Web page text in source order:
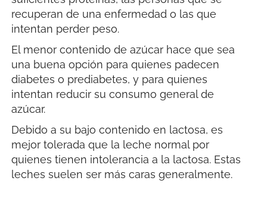
recuperan de una enfermedad o las que
intentan perder peso.
El menor contenido de azúcar hace que sea
una buena opción para quienes padecen
diabetes o prediabetes, y para quienes
intentan reducir su consumo general de
azúcar.
Debido a su bajo contenido en lactosa, es
mejor tolerada que la leche normal por
quienes tienen intolerancia a la lactosa. Estas
leches suelen ser más caras generalmente.